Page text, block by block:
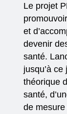
Le projet
et
devenir
santé.
jusqu’à
théorique
santé,
de